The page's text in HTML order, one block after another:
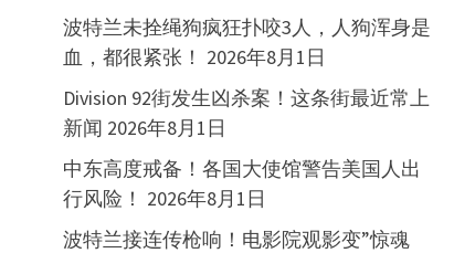
波特兰未拴绳狗疯狂扑咬3人，人狗浑身是
血，都很紧张！ 2026年8月1日
Division 92街发生凶杀案！这条街最近常上
新闻 2026年8月1日
中东高度戒备！各国大使馆警告美国人出
行风险！ 2026年8月1日
波特兰接连传枪响！电影院观影变”惊魂